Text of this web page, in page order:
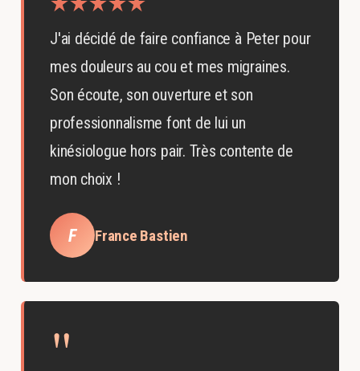
J'ai décidé de faire confiance à Peter pour
mes douleurs au cou et mes migraines.
Son écoute, son ouverture et son
professionnalisme font de lui un
kinésiologue hors pair. Très contente de
mon choix !
F France Bastien
"